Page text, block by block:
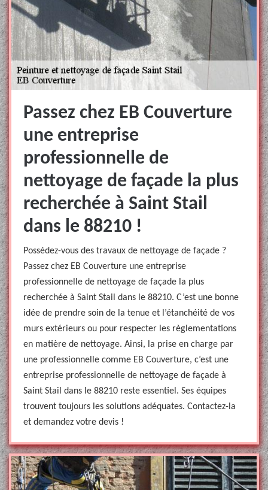
Passez chez EB Couverture
une entreprise
professionnelle de
nettoyage de façade la plus
recherchée à Saint Stail
dans le 88210 !
Possédez-vous des travaux de nettoyage de façade ?
Passez chez EB Couverture une entreprise
professionnelle de nettoyage de façade la plus
recherchée à Saint Stail dans le 88210. C’est une bonne
idée de prendre soin de la tenue et l’étanchéité de vos
murs extérieurs ou pour respecter les règlementations
en matière de nettoyage. Ainsi, la prise en charge par
une professionnelle comme EB Couverture, c’est une
entreprise professionnelle de nettoyage de façade à
Saint Stail dans le 88210 reste essentiel. Ses équipes
trouvent toujours les solutions adéquates. Contactez-la
et demandez votre devis !